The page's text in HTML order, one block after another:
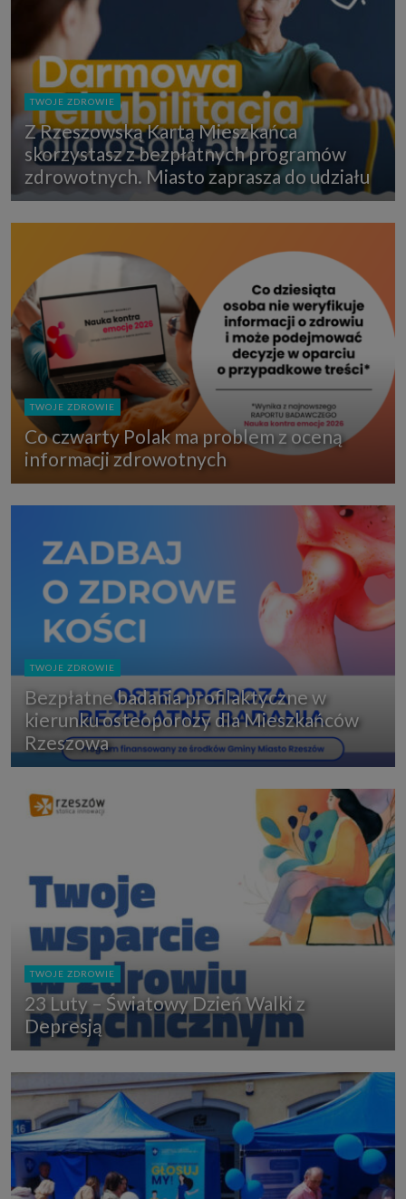
TWOJE ZDROWIE
Z Rzeszowską Kartą Mieszkańca
skorzystasz z bezpłatnych programów
zdrowotnych. Miasto zaprasza do udziału
TWOJE ZDROWIE
Co czwarty Polak ma problem z oceną
informacji zdrowotnych
TWOJE ZDROWIE
Bezpłatne badania profilaktyczne w
kierunku osteoporozy dla Mieszkańców
Rzeszowa
TWOJE ZDROWIE
23 Luty – Światowy Dzień Walki z
Depresją